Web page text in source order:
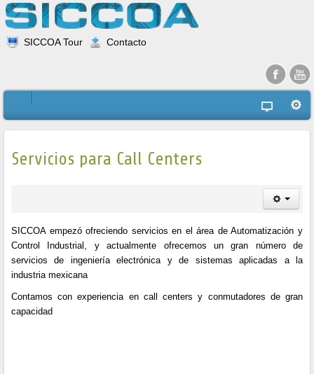
SICCOA Tour Contacto
Servicios para Call Centers
SICCOA empezó ofreciendo servicios en el área de Automatización y
Control Industrial, y actualmente ofrecemos un gran número de
servicios de ingeniería electrónica y de sistemas aplicadas a la
industria mexicana
Contamos con experiencia en call centers y conmutadores de gran
capacidad